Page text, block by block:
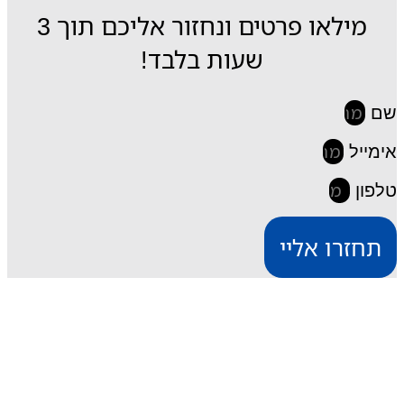
מילאו פרטים ונחזור אליכם תוך 3
שעות בלבד!
שם
אימייל
טלפון
תחזרו אליי